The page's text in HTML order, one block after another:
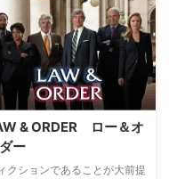
& ORDER ロー＆オ
ー
クションであることが大前提